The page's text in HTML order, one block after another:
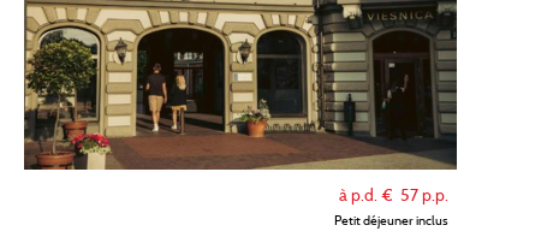
à p.d. € 57p.p.
Petit déjeuner inclus